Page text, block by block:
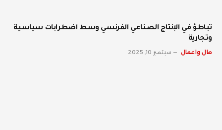
تباطؤ في الإنتاج الصناعي الفرنسي وسط اضطرابات سياسية
وتجارية
مال واعمال سبتمبر 10, 2025